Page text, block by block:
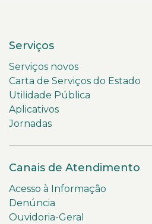
Serviços
Serviços novos
Carta de Serviços do Estado
Utilidade Pública
Aplicativos
Jornadas
Canais de Atendimento
Acesso à Informação
Denúncia
Ouvidoria-Geral